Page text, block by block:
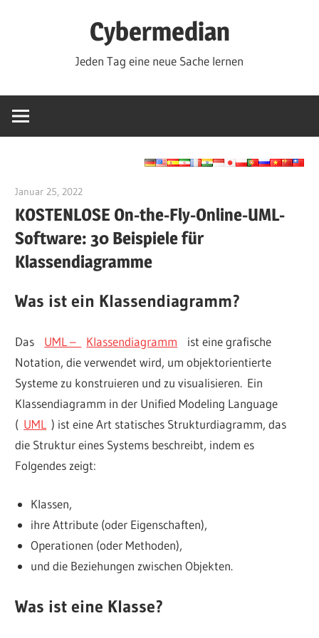
Cybermedian
Jeden Tag eine neue Sache lernen
Januar 25, 2022
KOSTENLOSE On-the-Fly-Online-UML-
Software: 30 Beispiele für
Klassendiagramme
Was ist ein Klassendiagramm?
Das UML – Klassendiagramm ist eine grafische
Notation, die verwendet wird, um objektorientierte
Systeme zu konstruieren und zu visualisieren. Ein
Klassendiagramm in der Unified Modeling Language
( UML ) ist eine Art statisches Strukturdiagramm, das
die Struktur eines Systems beschreibt, indem es
Folgendes zeigt:
Klassen,
ihre Attribute (oder Eigenschaften),
Operationen (oder Methoden),
und die Beziehungen zwischen Objekten.
Was ist eine Klasse?